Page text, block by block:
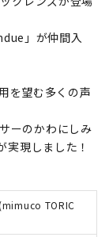
」が仲間入
を望む多くの声
ーのかわにしみ
現しました！
TORIC